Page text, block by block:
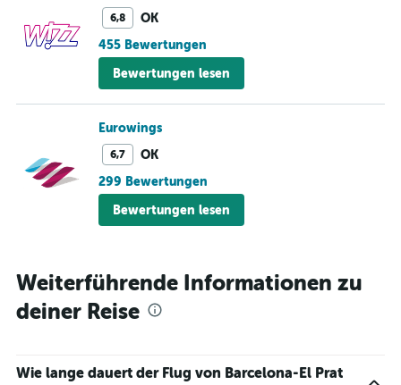
6,8
OK
455 Bewertungen
Bewertungen lesen
Eurowings
6,7
OK
299 Bewertungen
Bewertungen lesen
Weiterführende Informationen zu
deiner Reise
Wie lange dauert der Flug von Barcelona-El Prat